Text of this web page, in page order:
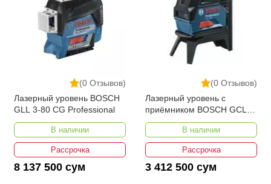
(0 Отзывов)
Лазерный уровень BOSCH
GLL 3-80 CG Professional
В наличии
Рассрочка
8 137 500 сум
(0 Отзывов)
Лазерный уровень с
приёмником BOSCH GCL 2-
50+LR6
В наличии
Рассрочка
3 412 500 сум